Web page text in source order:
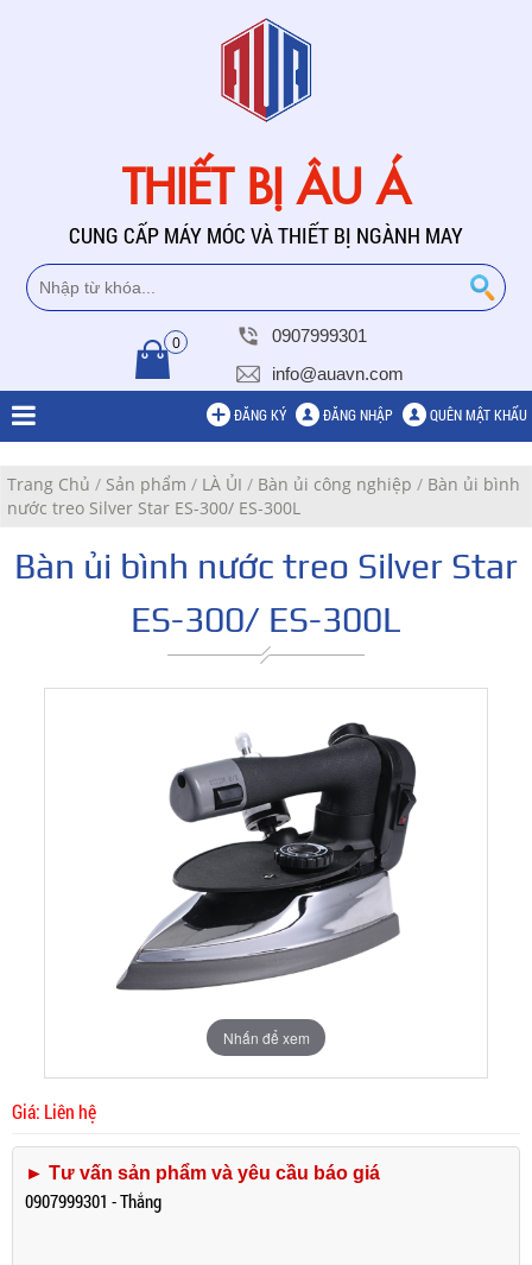
THIẾT BỊ ÂU Á
CUNG CẤP MÁY MÓC VÀ THIẾT BỊ NGÀNH MAY
0
0907999301
info@auavn.com
ĐĂNG KÝ ĐĂNG NHẬP QUÊN MẬT KHẨU
Trang Chủ / Sản phẩm / LÀ ỦI / Bàn ủi công nghiệp / Bàn ủi bình
nước treo Silver Star ES-300/ ES-300L
Bàn ủi bình nước treo Silver Star
ES-300/ ES-300L
Nhấn để xem
Giá: Liên hệ
► Tư vấn sản phẩm và yêu cầu báo giá
0907999301 - Thắng